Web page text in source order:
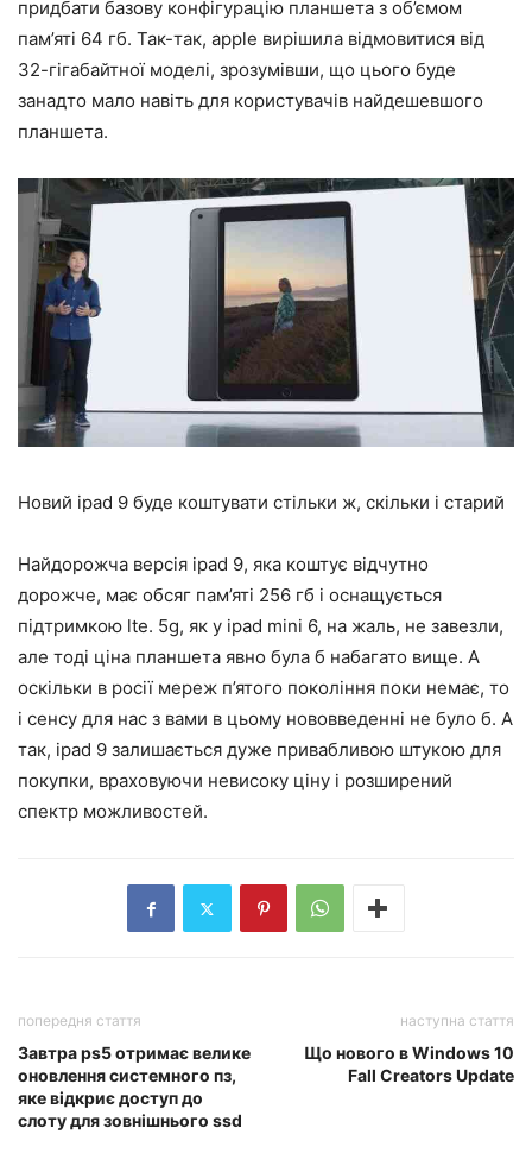
придбати базову конфігурацію планшета з об’ємом
пам’яті 64 гб. Так-так, apple вирішила відмовитися від
32-гігабайтної моделі, зрозумівши, що цього буде
занадто мало навіть для користувачів найдешевшого
планшета.
Новий ipad 9 буде коштувати стільки ж, скільки і старий
Найдорожча версія ipad 9, яка коштує відчутно
дорожче, має обсяг пам’яті 256 гб і оснащується
підтримкою lte. 5g, як у ipad mini 6, на жаль, не завезли,
але тоді ціна планшета явно була б набагато вище. А
оскільки в росії мереж п’ятого покоління поки немає, то
і сенсу для нас з вами в цьому нововведенні не було б. А
так, ipad 9 залишається дуже привабливою штукою для
покупки, враховуючи невисоку ціну і розширений
спектр можливостей.
попередня стаття
Завтра ps5 отримає велике
оновлення системного пз,
яке відкриє доступ до
слоту для зовнішнього ssd
наступна стаття
Що нового в Windows 10
Fall Creators Update